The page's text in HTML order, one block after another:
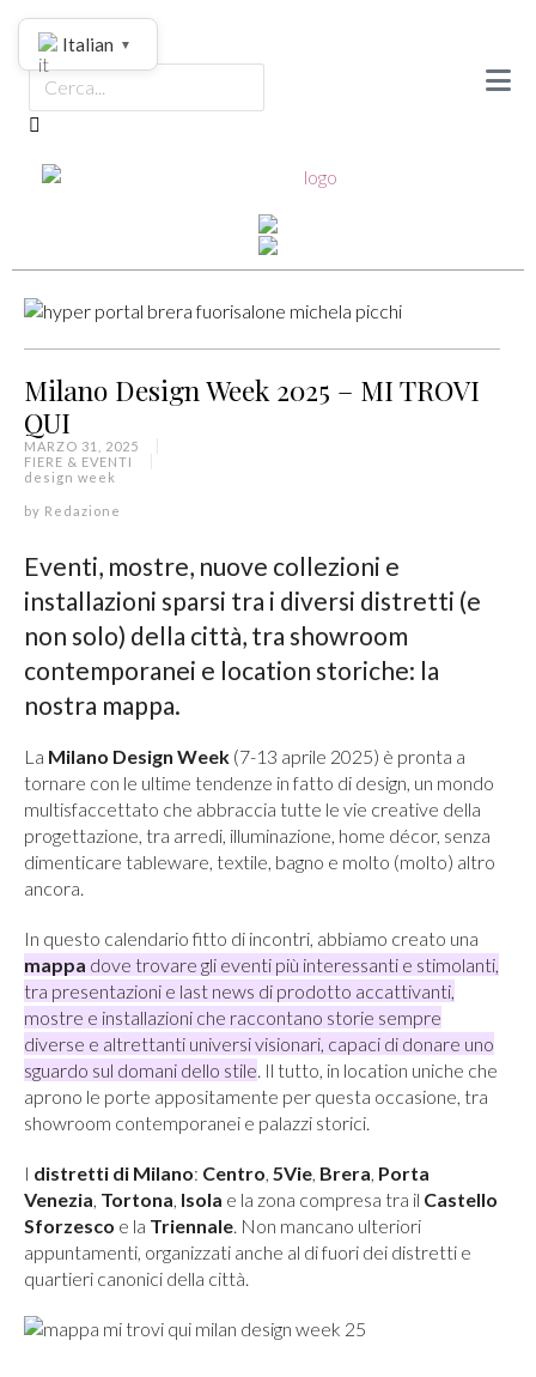
Milano Design Week 2025 – MI TROVI
QUI
MARZO 31, 2025
FIERE & EVENTI
design week
by Redazione
Eventi, mostre, nuove collezioni e
installazioni sparsi tra i diversi distretti (e
non solo) della città, tra showroom
contemporanei e location storiche: la
nostra mappa.
La Milano Design Week (7-13 aprile 2025) è pronta a
tornare con le ultime tendenze in fatto di design, un mondo
multisfaccettato che abbraccia tutte le vie creative della
progettazione, tra arredi, illuminazione, home décor, senza
dimenticare tableware, textile, bagno e molto (molto) altro
ancora.
In questo calendario fitto di incontri, abbiamo creato una
mappa dove trovare gli eventi più interessanti e stimolanti,
tra presentazioni e last news di prodotto accattivanti,
mostre e installazioni che raccontano storie sempre
diverse e altrettanti universi visionari, capaci di donare uno
sguardo sul domani dello stile. Il tutto, in location uniche che
aprono le porte appositamente per questa occasione, tra
showroom contemporanei e palazzi storici.
I distretti di Milano: Centro, 5Vie, Brera, Porta
Venezia, Tortona, Isola e la zona compresa tra il Castello
Sforzesco e la Triennale. Non mancano ulteriori
appuntamenti, organizzati anche al di fuori dei distretti e
quartieri canonici della città.
Italian ▼